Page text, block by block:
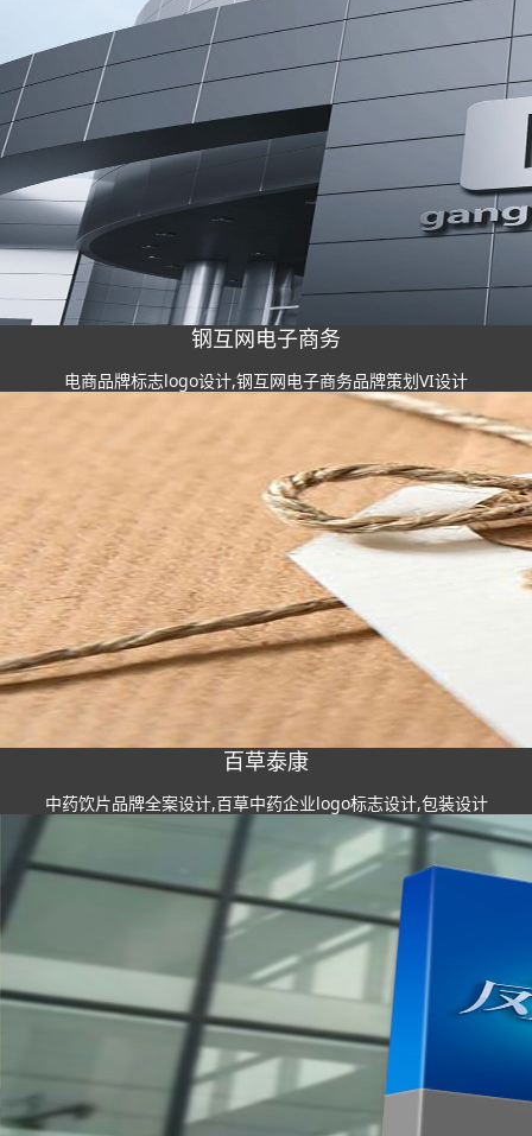
钢互网电子商务
电商品牌标志logo设计,钢互网电子商务品牌策划VI设计
百草泰康
中药饮片品牌全案设计,百草中药企业logo标志设计,包装设计